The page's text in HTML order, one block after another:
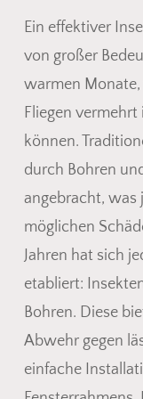
Ein effektiver
von großer
warmen
Fliegen
können.
durch Bohren
angebracht,
möglichen
Jahren hat sich
etabliert:
Bohren. Diese
Abwehr gegen
einfache